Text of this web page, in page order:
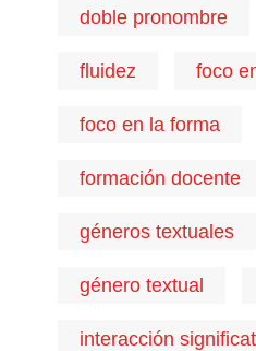
doble pronombre
fluidez foco
foco en la forma
formación docente
géneros textuales
género textual
interacción